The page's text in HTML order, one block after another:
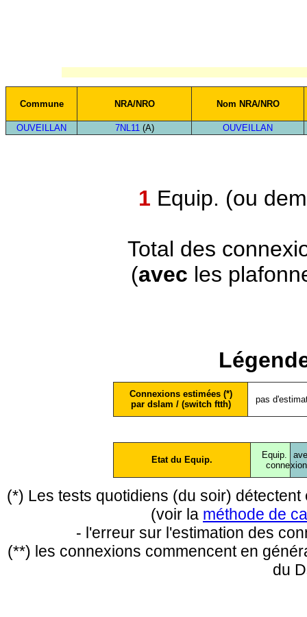
Commune NRA/NRO Nom NRA/NRO
OUVEILLAN 7NL11(A) OUVEILLAN
1 Equip. (ou
Total des
(avec les
Connexions estimées (*)
par dslam / (switch ftth)
pas
Etat du Equip.
Equip.
conne
(*) Les tests quotidiens (du soir)
(voir la méthode de
- l'erreur sur l'estimation des
(**) les connexions commencent en
du